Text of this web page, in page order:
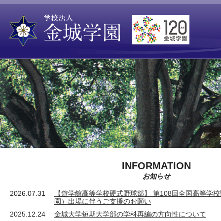
INFORMATION
お知らせ
2026.07.31
【遊学館高等学校硬式野球部】 第108回全国高等学
園）出場に伴うご支援のお願い
2025.12.24
金城大学短期大学部の学科再編の方向性について